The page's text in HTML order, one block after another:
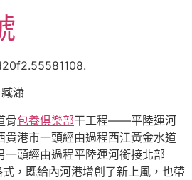
瀟
骨包養俱樂部干工程——平陸運河
貴港市一頭經由過程西江黃金水道
一頭經由過程平陸運河銜接北部
式，既給內河港增創了新上風，也帶